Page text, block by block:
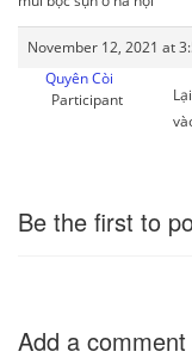
November 12, 2021 at
Quyên Còi
Participant
Be the first to
Add a comment